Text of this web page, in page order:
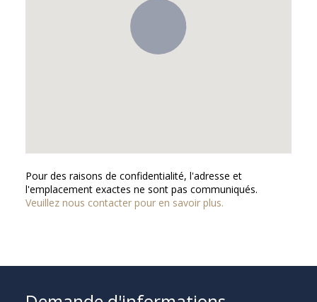
Pour des raisons de confidentialité, l'adresse et
l'emplacement exactes ne sont pas communiqués.
Veuillez nous contacter pour en savoir plus.